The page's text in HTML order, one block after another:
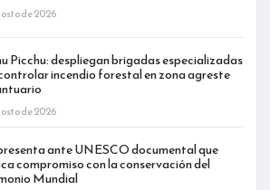
de 2026
Picchu: despliegan brigadas especializadas
incendio forestal en zona agreste
de 2026
ante UNESCO documental que
compromiso con la conservación del
Mundial